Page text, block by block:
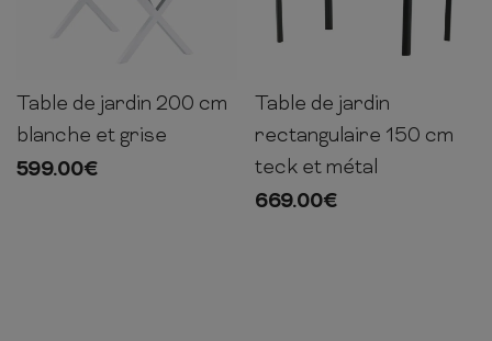
74cm 200cm 100cm
Table de jardin 200 cm
blanche et grise
599.00€
75cm 150cm
Table de jardin
rectangulaire 150 cm
teck et métal
669.00€